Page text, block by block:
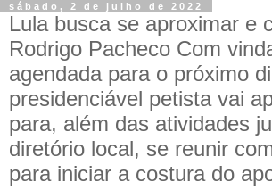
sábado, 2 de julho de 2022
Lula busca se aproximar e
Rodrigo Pacheco Com
agendada para o próximo
presidenciável petista vai
para, além das atividades
diretório local, se reunir
para iniciar a costura do